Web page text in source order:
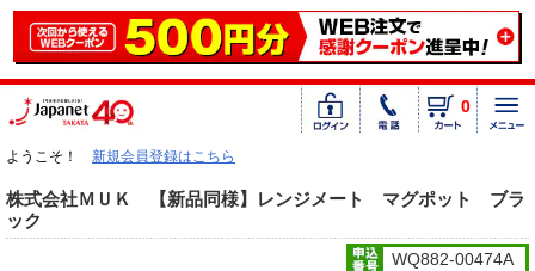
0
ようこそ！ 新規会員登録はこちら
株式会社ＭＵＫ 【新品同様】レンジメート マグポット ブラ
ック
WQ882-00474A